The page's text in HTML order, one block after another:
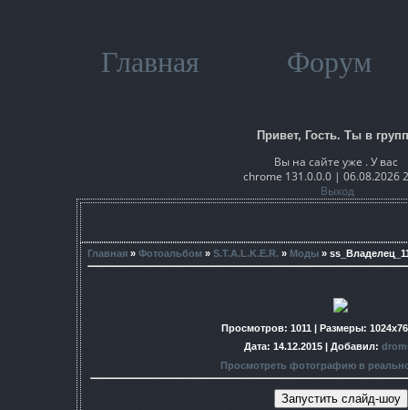
Главная Форум
Привет, Гость. Ты в
Вы на сайте уже . У вас
chrome 131.0.0.0 | 06.08.2026
Выход
Главная » Фотоальбом » S.T.A.L.K.E.R. » Моды »
Просмотров: 1011 | Размеры:
Дата: 14.12.2015 | Добавил:
Просмотреть фотографию в